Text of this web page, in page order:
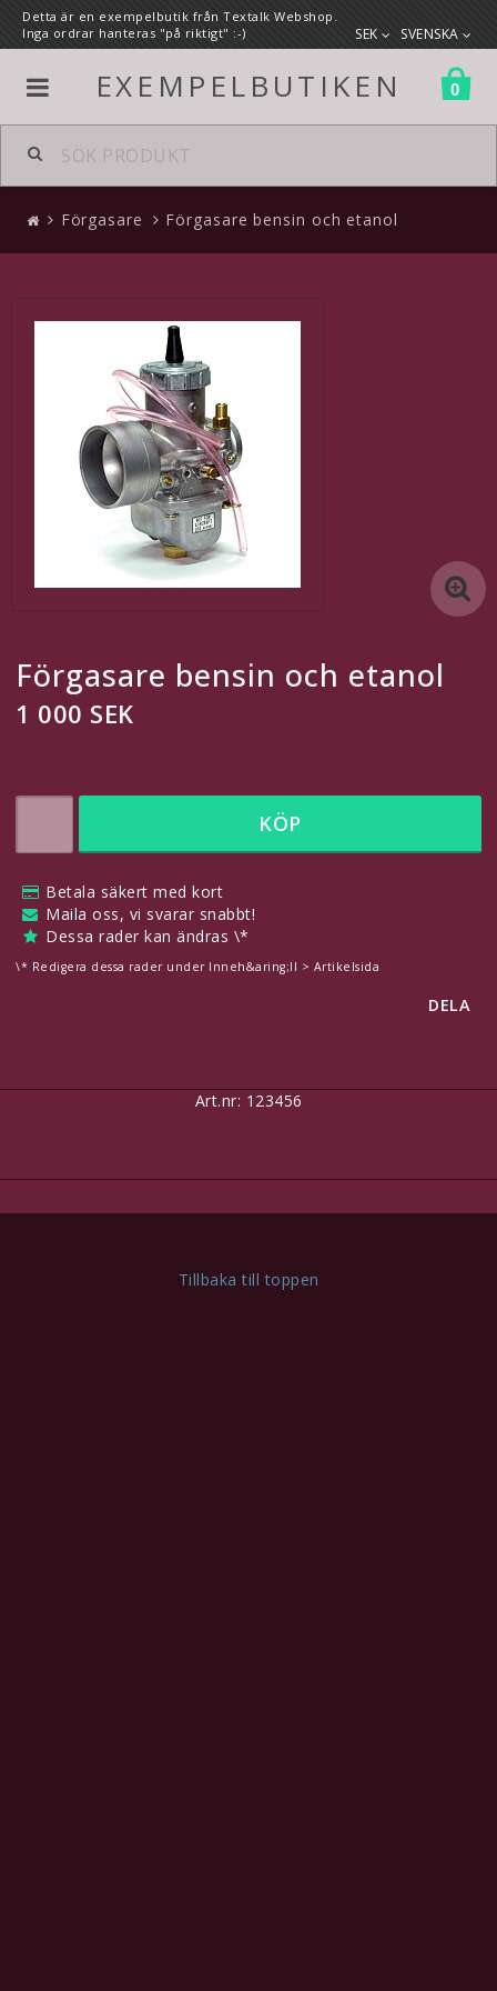
Detta är en exempelbutik från Textalk Webshop.
Inga ordrar hanteras "på riktigt" :-)
SEK SVENSKA
EXEMPELBUTIKEN 0
Alla produkter
Förgasare
Mopedförgasare
Bilförgasare
En egen länk
En till egen länk
En egen länk
Redigera länkar under Innehåll > Sidhuvud
SEK
Inkl. Moms
Här finns plats för eget innehåll, t.ex för att meddela dina
besökare om att man kan betala säkert med kort!
Förgasare Förgasare bensin och etanol
Förgasare bensin och etanol
1 000 SEK
KÖP
Betala säkert med kort
Maila oss, vi svarar snabbt!
Dessa rader kan ändras \*
\* Redigera dessa rader under Inneh&aring;ll > Artikelsida
DELA
Art.nr: 123456
Tillbaka till toppen